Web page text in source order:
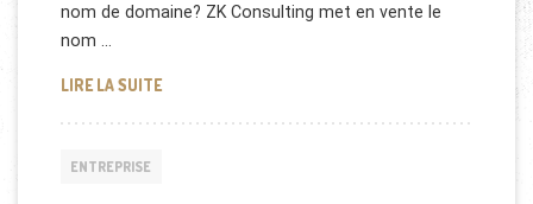
nom de domaine? ZK Consulting met en vente le
nom …
LIRE LA SUITEVENTE: DZ-IMMO.COM
ENTREPRISE